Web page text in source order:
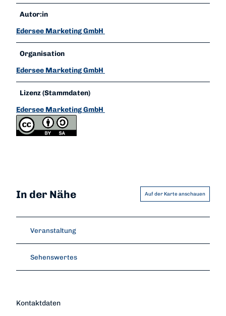
Autor:in
Edersee Marketing GmbH
Organisation
Edersee Marketing GmbH
Lizenz (Stammdaten)
Edersee Marketing GmbH
In der Nähe Auf der Karte anschauen
Veranstaltung
Sehenswertes
Kontaktdaten